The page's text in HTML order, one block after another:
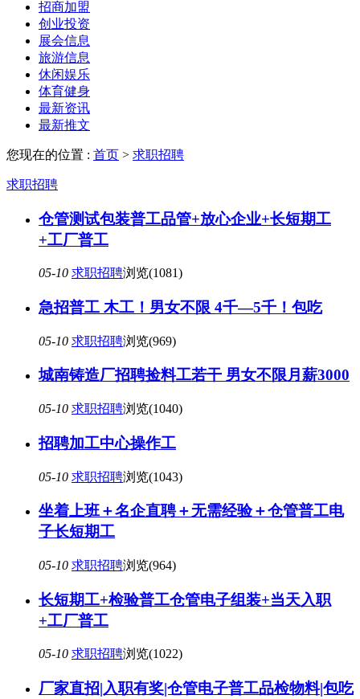
招商加盟
创业投资
展会信息
旅游信息
休闲娱乐
体育健身
最新资讯
最新推文
您现在的位置 : 首页 > 求职招聘
求职招聘
仓管测试包装普工品管+放心企业+长短期工
+工厂普工
05-10 求职招聘浏览(1081)
急招普工 木工！男女不限 4千—5千！包吃
05-10 求职招聘浏览(969)
城南铸造厂招聘捡料工若干 男女不限月薪3000
05-10 求职招聘浏览(1040)
招聘加工中心操作工
05-10 求职招聘浏览(1043)
坐着上班＋名企直聘＋无需经验＋仓管普工电
子长短期工
05-10 求职招聘浏览(964)
长短期工+检验普工仓管电子组装+当天入职
+工厂普工
05-10 求职招聘浏览(1022)
厂家直招|入职有奖|仓管电子普工品检物料|包吃